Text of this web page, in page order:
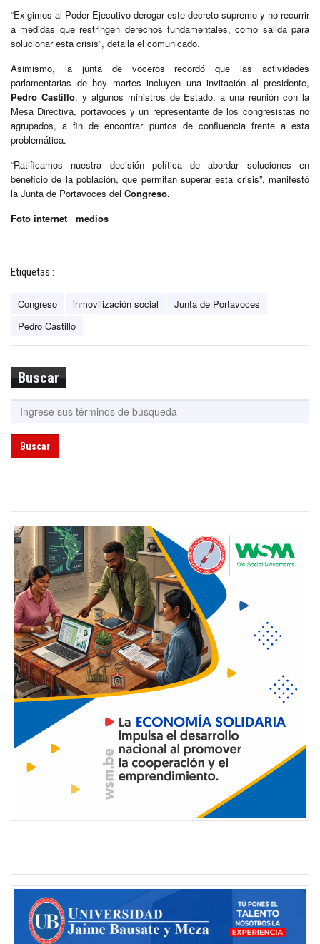
“Exigimos al Poder Ejecutivo derogar este decreto supremo y no recurrir
a medidas que restringen derechos fundamentales, como salida para
solucionar esta crisis”, detalla el comunicado.
Asimismo, la junta de voceros recordó que las actividades
parlamentarias de hoy martes incluyen una invitación al presidente,
Pedro Castillo, y algunos ministros de Estado, a una reunión con la
Mesa Directiva, portavoces y un representante de los congresistas no
agrupados, a fin de encontrar puntos de confluencia frente a esta
problemática.
“Ratificamos nuestra decisión política de abordar soluciones en
beneficio de la población, que permitan superar esta crisis”, manifestó
la Junta de Portavoces del Congreso.
Foto internet medios
Etiquetas :
Congreso inmovilización social
Junta de Portavoces
Pedro Castillo
Buscar
Buscar